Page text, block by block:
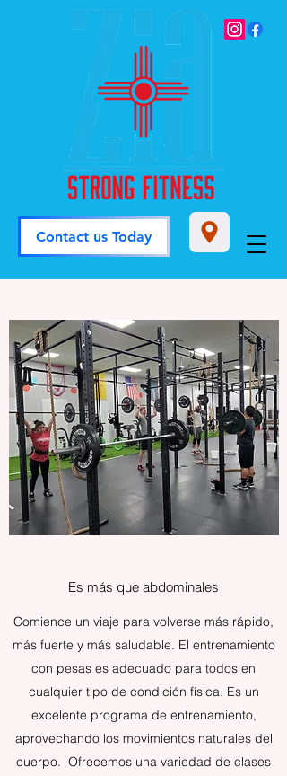
Contact us Today
Es más que abdominales
Comience un viaje para volverse más rápido,
más fuerte y más saludable. El entrenamiento
con pesas es adecuado para todos en
cualquier tipo de condición física. Es un
excelente programa de entrenamiento,
aprovechando los movimientos naturales del
cuerpo. Ofrecemos una variedad de clases